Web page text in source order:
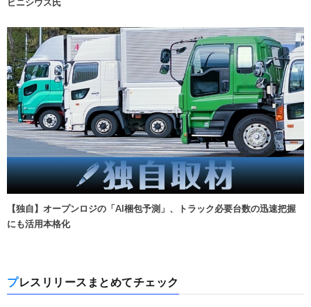
【独自】オープンロジの「AI梱包予測」、トラック必要台数の迅速把握
にも活用本格化
プレスリリースまとめてチェック